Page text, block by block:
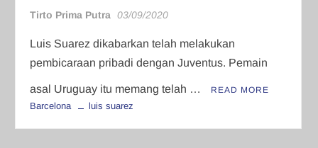
Tirto Prima Putra 03/09/2020
Luis Suarez dikabarkan telah melakukan
pembicaraan pribadi dengan Juventus. Pemain
asal Uruguay itu memang telah … READ MORE
Barcelona luis suarez